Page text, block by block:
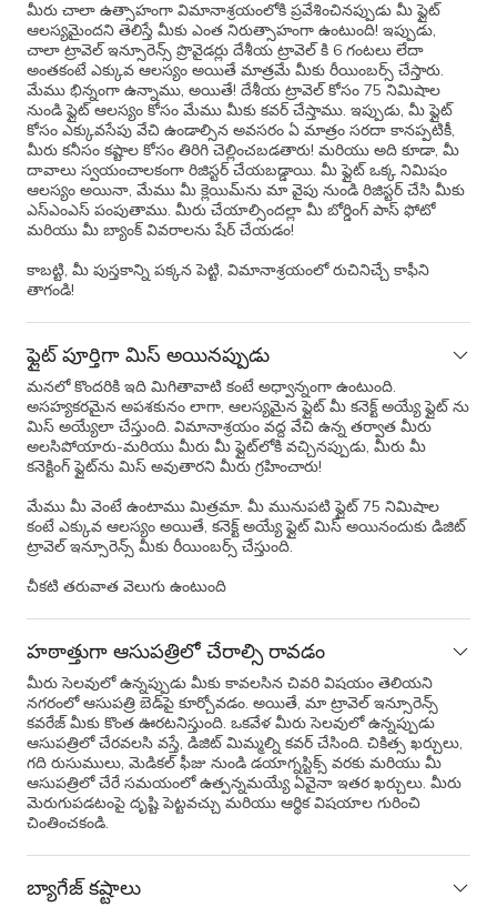
మీరు చాలా ఉత్సాహంగా విమానాశ్రయంలోకి ప్రవేశించినప్పుడు మీ ఫ్లైట్
ఆలస్యమైందని తెలిస్తే మీకు ఎంత నిరుత్సాహంగా ఉంటుంది! ఇప్పుడు,
చాలా ట్రావెల్ ఇన్సూరెన్స్ ప్రొవైడర్లు దేశీయ ట్రావెల్ కి 6 గంటలు లేదా
అంతకంటే ఎక్కువ ఆలస్యం అయితే మాత్రమే మీకు రీయింబర్స్ చేస్తారు.
మేము భిన్నంగా ఉన్నాము, అయితే! దేశీయ ట్రావెల్ కోసం 75 నిమిషాల
నుండి ఫ్లైట్ ఆలస్యం కోసం మేము మీకు కవర్ చేస్తాము. ఇప్పుడు, మీ ఫ్లైట్
కోసం ఎక్కువసేపు వేచి ఉండాల్సిన అవసరం ఏ మాత్రం సరదా కానప్పటికీ,
మీరు కనీసం కష్టాల కోసం తిరిగి చెల్లించబడతారు! మరియు అది కూడా, మీ
దావాలు స్వయంచాలకంగా రిజిస్టర్ చేయబడ్డాయి. మీ ఫ్లైట్ ఒక్క నిమిషం
ఆలస్యం అయినా, మేము మీ క్లెయిమ్‌ను మా వైపు నుండి రిజిస్టర్ చేసి మీకు
ఎస్‌ఎంఎస్ పంపుతాము. మీరు చేయాల్సిందల్లా మీ బోర్డింగ్ పాస్ ఫోటో
మరియు మీ బ్యాంక్ వివరాలను షేర్ చేయడం!
కాబట్టి, మీ పుస్తకాన్ని పక్కన పెట్టి, విమానాశ్రయంలో రుచినిచ్చే కాఫీని
తాగండి!
ఫ్లైట్ పూర్తిగా మిస్ అయినప్పుడు
మనలో కొందరికి ఇది మిగితావాటి కంటే అధ్వాన్నంగా ఉంటుంది.
అసహ్యకరమైన అపశకునం లాగా, ఆలస్యమైన ఫ్లైట్ మీ కనెక్ట్ అయ్యే ఫ్లైట్ ను
మిస్ అయ్యేలా చేస్తుంది. విమానాశ్రయం వద్ద వేచి ఉన్న తర్వాత మీరు
అలసిపోయారు-మరియు మీరు మీ ఫ్లైట్‌లోకి వచ్చినప్పుడు, మీరు మీ
కనెక్టింగ్ ఫ్లైట్‌ను మిస్ అవుతారని మీరు గ్రహించారు!
మేము మీ వెంటే ఉంటాము మిత్రమా. మీ మునుపటి ఫ్లైట్ 75 నిమిషాల
కంటే ఎక్కువ ఆలస్యం అయితే, కనెక్ట్ అయ్యే ఫ్లైట్ మిస్ అయినందుకు డిజిట్
ట్రావెల్ ఇన్సూరెన్స్ మీకు రీయింబర్స్ చేస్తుంది.
చీకటి తరువాత వెలుగు ఉంటుంది
హఠాత్తుగా ఆసుపత్రిలో చేరాల్సి రావడం
మీరు సెలవులో ఉన్నప్పుడు మీకు కావలసిన చివరి విషయం తెలియని
నగరంలో ఆసుపత్రి బెడ్‌పై కూర్చోవడం. అయితే, మా ట్రావెల్ ఇన్సూరెన్స్
కవరేజ్ మీకు కొంత ఊరటనిస్తుంది. ఒకవేళ మీరు సెలవులో ఉన్నప్పుడు
ఆసుపత్రిలో చేరవలసి వస్తే, డిజిట్ మిమ్మల్ని కవర్ చేసింది. చికిత్స ఖర్చులు,
గది రుసుములు, మెడికల్ ఫీజు నుండి డయాగ్నస్టిక్స్ వరకు మరియు మీ
ఆసుపత్రిలో చేరే సమయంలో ఉత్పన్నమయ్యే ఏవైనా ఇతర ఖర్చులు. మీరు
మెరుగుపడటంపై దృష్టి పెట్టవచ్చు మరియు ఆర్థిక విషయాల గురించి
చింతించకండి.
బ్యాగేజ్ కష్టాలు